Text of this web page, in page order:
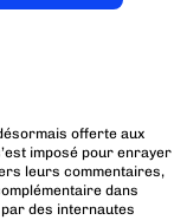
offerte aux
imposé pour enrayer
leurs commentaires,
dans
des internautes